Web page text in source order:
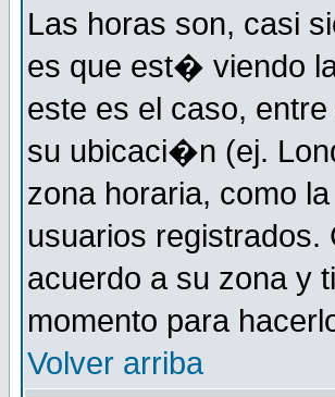
Las horas son, casi
es que est� viendo
este es el caso,
su ubicaci�n (ej.
zona horaria, como
usuarios
acuerdo a su zona y
momento para
Volver arriba